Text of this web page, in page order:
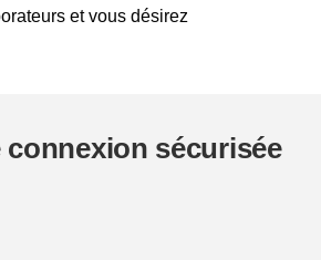
et vous désirez
connexion sécurisée